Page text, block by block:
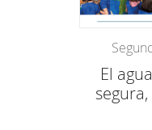
El